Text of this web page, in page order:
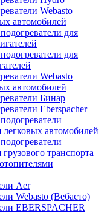
Webasto
автомобилей
для
для
Webasto
автомобилей
Бинар
Eberspacher
легковых автомобилей
грузового транспорта
Аer
Webasto (Вебасто)
EBERSPACHER